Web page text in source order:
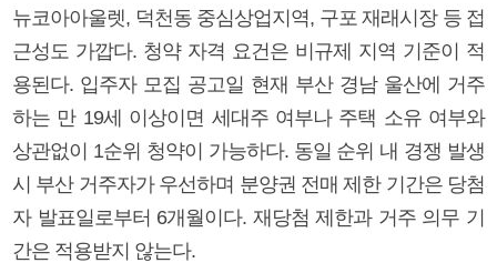
뉴코아아울렛, 덕천동 중심상업지역, 구포 재래시장 등 접
근성도 가깝다. 청약 자격 요건은 비규제 지역 기준이 적
용된다. 입주자 모집 공고일 현재 부산 경남 울산에 거주
하는 만 19세 이상이면 세대주 여부나 주택 소유 여부와
상관없이 1순위 청약이 가능하다. 동일 순위 내 경쟁 발생
시 부산 거주자가 우선하며 분양권 전매 제한 기간은 당첨
자 발표일로부터 6개월이다. 재당첨 제한과 거주 의무 기
간은 적용받지 않는다.